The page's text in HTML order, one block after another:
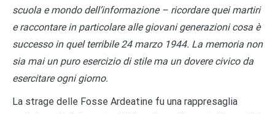
scuola e mondo dell’informazione – ricordare quei martiri
e raccontare in particolare alle giovani generazioni cosa è
successo in quel terribile 24 marzo 1944. La memoria non
sia mai un puro esercizio di stile ma un dovere civico da
esercitare ogni giorno.
La strage delle Fosse Ardeatine fu una rappresaglia